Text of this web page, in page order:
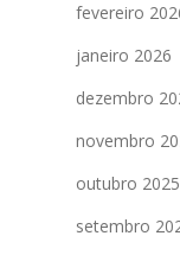
fevereiro
janeiro 2026
dezembro
novembro
outubro 2025
setembro